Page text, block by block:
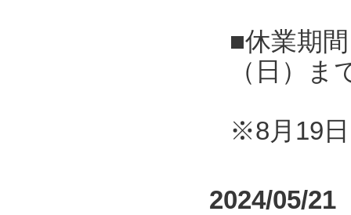
■休業期
（日）ま
※8月19
2024/05/21